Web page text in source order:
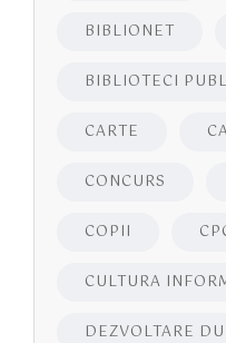
BIBLIONET
BIBLIOTECI
CARTE
CONCURS
COPII
CULTURA
DEZVOLTARE